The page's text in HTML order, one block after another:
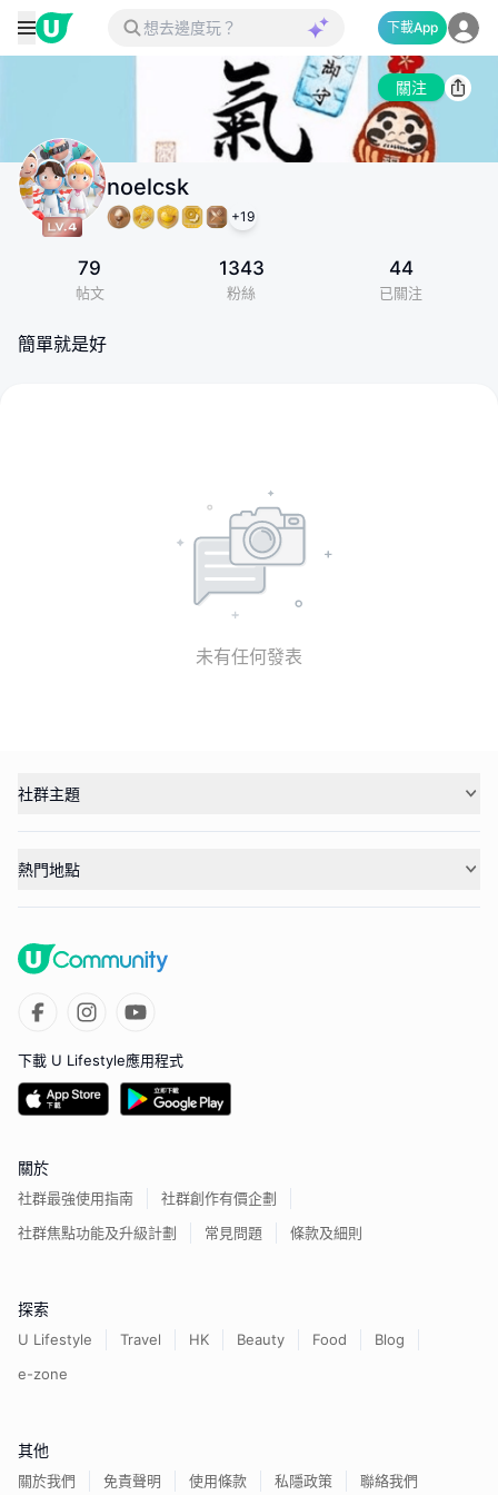
下載App
關注
noelcsk
+19
79
帖文
1343
粉絲
44
已關注
簡單就是好
未有任何發表
社群主題
熱門地點
下載 U Lifestyle應用程式
關於
社群最強使用指南
社群創作有價企劃
社群焦點功能及升級計劃
常見問題 條款及細則
探索
U Lifestyle Travel HK Beauty Food
Blog
e-zone
其他
關於我們 免責聲明 使用條款 私隱政策 聯絡我們